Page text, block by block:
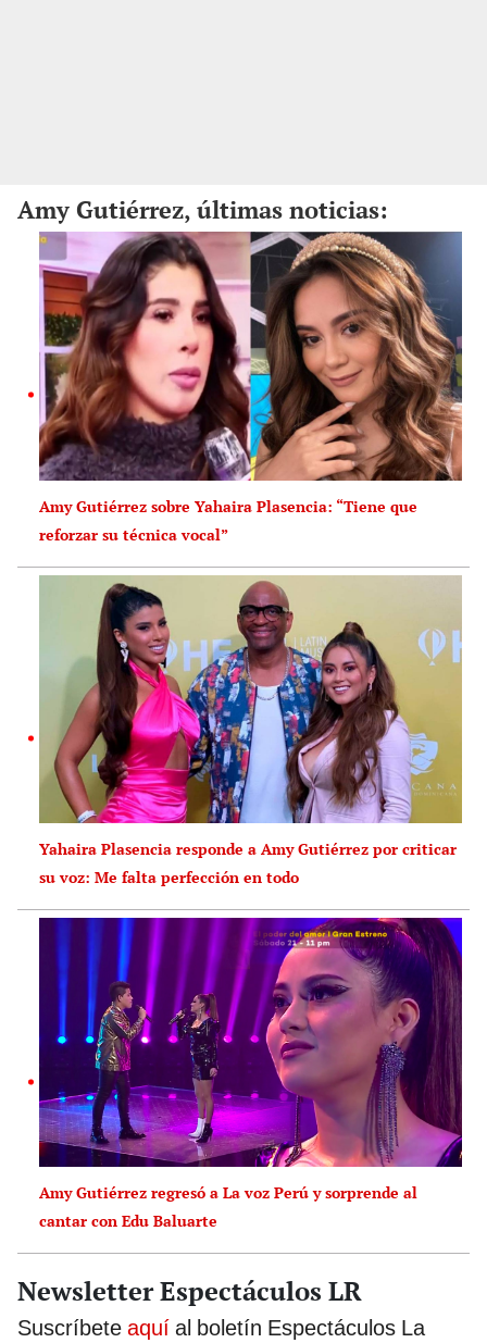
Amy Gutiérrez, últimas noticias:
Amy Gutiérrez sobre Yahaira Plasencia: “Tiene que
reforzar su técnica vocal”
Yahaira Plasencia responde a Amy Gutiérrez por criticar
su voz: Me falta perfección en todo
Amy Gutiérrez regresó a La voz Perú y sorprende al
cantar con Edu Baluarte
Newsletter Espectáculos LR
Suscríbete aquí al boletín Espectáculos La